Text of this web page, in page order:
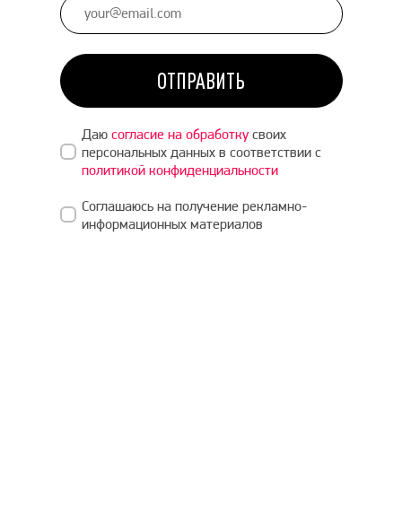
ОТПРАВИТЬ
Даю согласие на обработкусвоих
персональных данных в соответствии с
политикой конфиденциальности
Соглашаюсь на получение рекламно-
информационных материалов